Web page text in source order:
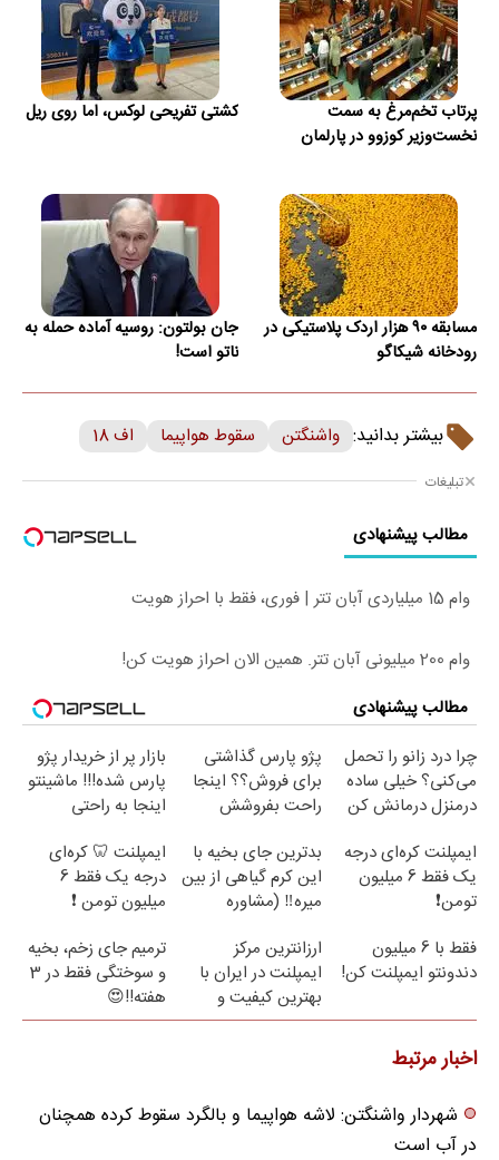
پرتاب تخم‌مرغ به سمت
نخست‌وزیر کوزوو در پارلمان
کشتی تفریحی لوکس، اما روی ریل
مسابقه ۹۰ هزار اردک پلاستیکی در
رودخانه شیکاگو
جان بولتون: روسیه آماده حمله به
ناتو است!
بیشتر بدانید: واشنگتن سقوط هواپیما اف 18
تبلیغات
مطالب پیشنهادی
وام 15 میلیاردی آبان تتر | فوری، فقط با احراز هویت
وام 200 میلیونی آبان تتر. همین الان احراز هویت کن!
مطالب پیشنهادی
چرا درد زانو را تحمل
می‌کنی؟ خیلی ساده
درمنزل درمانش کن
پژو پارس گذاشتی
برای فروش؟؟ اینجا
راحت بفروشش
بازار پر از خریدار پژو
پارس شده!!! ماشینتو
اینجا به راحتی
ایمپلنت کره‌ای درجه
یک فقط 6 میلیون
تومن❗
بدترین جای بخیه با
این کرم گیاهی از بین
میره‼️ (مشاوره
ایمپلنت 🦷 کره‌ای
درجه یک فقط 6
میلیون تومن ❗
فقط با 6 میلیون
دندونتو ایمپلنت کن!
ارزانترین مرکز
ایمپلنت در ایران با
بهترین کیفیت و
قیمت
ترمیم جای زخم، بخیه
و سوختگی فقط در 3
هفته!!😍
اخبار مرتبط
شهردار واشنگتن: لاشه هواپیما و بالگرد سقوط کرده همچنان
در آب است